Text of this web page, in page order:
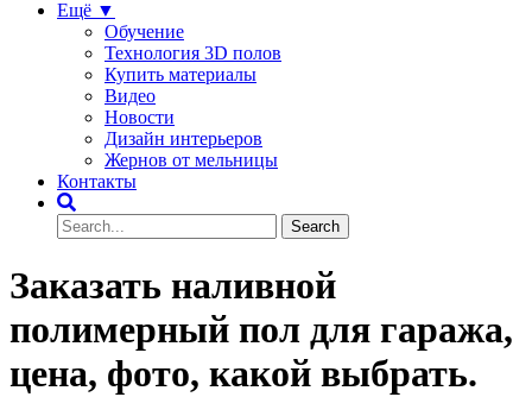
Ещё ▼
Обучение
Технология 3D полов
Купить материалы
Видео
Новости
Дизайн интерьеров
Жернов от мельницы
Контакты
Заказать наливной
полимерный пол для гаража,
цена, фото, какой выбрать.